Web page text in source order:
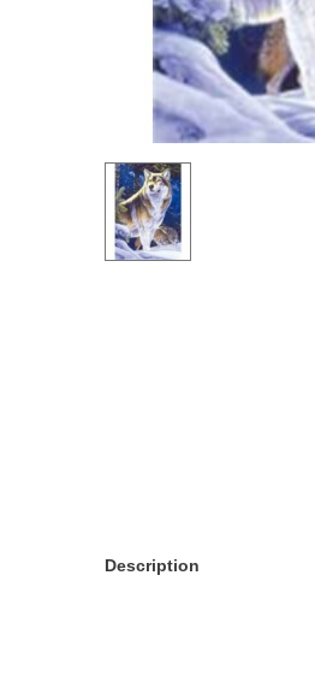
Description